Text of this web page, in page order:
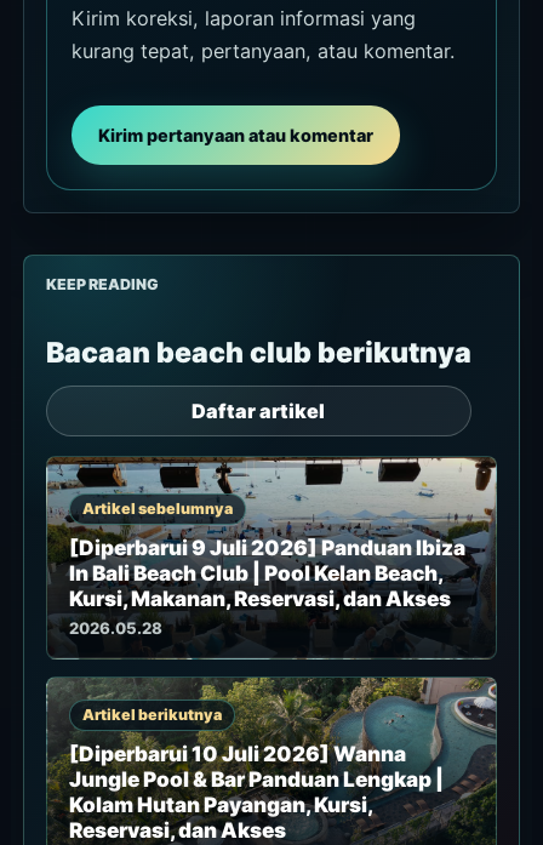
Kirim koreksi, laporan informasi yang
kurang tepat, pertanyaan, atau komentar.
Kirim pertanyaan atau komentar
KEEP READING
Bacaan beach club berikutnya
Daftar artikel
Artikel sebelumnya
[Diperbarui 9 Juli 2026] Panduan Ibiza
In Bali Beach Club | Pool Kelan Beach,
Kursi, Makanan, Reservasi, dan Akses
2026.05.28
Artikel berikutnya
[Diperbarui 10 Juli 2026] Wanna
Jungle Pool & Bar Panduan Lengkap |
Kolam Hutan Payangan, Kursi,
Reservasi, dan Akses